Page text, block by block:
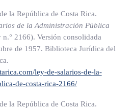
constitucional y legal, las
General de la República
la Auditoría General de Entidades
la República de Costa Rica.
de la Administración Pública
n.° 2166). Versión consolidada
de 1957. Biblioteca Jurídica del
ley-de-salarios-de-la-
de-costa-rica-2166/
la República de Costa Rica.